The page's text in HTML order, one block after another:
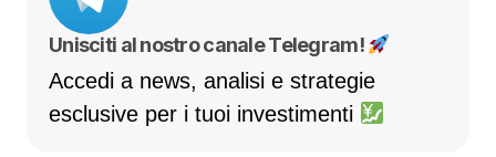
Unisciti al nostro canale Telegram!
Accedi a news, analisi e strategie
esclusive per i tuoi investimenti